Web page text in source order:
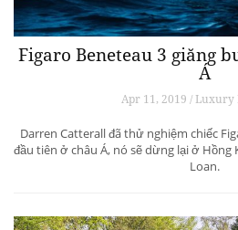
Figaro Beneteau 3 giăng
Á
Apr 11, 2019 /
Darren Catterall đã thử nghiệm chiếc
đầu tiên ở châu Á, nó sẽ dừng lại ở
Loan.